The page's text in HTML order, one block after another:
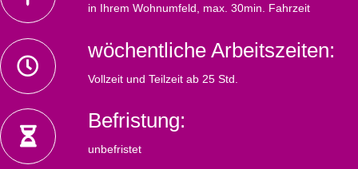
in Ihrem Wohnumfeld, max. 30min. Fahrzeit
wöchentliche Arbeitszeiten:
Vollzeit und Teilzeit ab 25 Std.
Befristung:
unbefristet